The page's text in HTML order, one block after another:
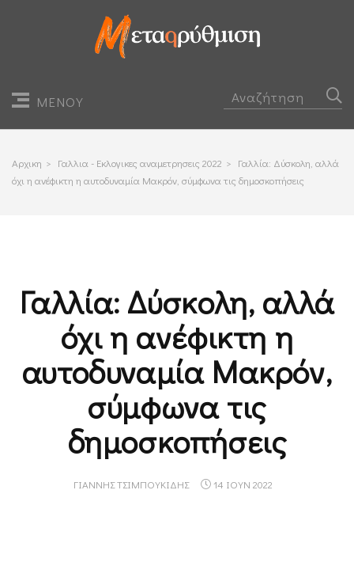
ΜΕΝΟΥ
Αρχικη > Γαλλια - Εκλογικες αναμετρησεις 2022 > Γαλλία: Δύσκολη, αλλά
όχι η ανέφικτη η αυτοδυναμία Μακρόν, σύμφωνα τις δημοσκοπήσεις
Γαλλία: Δύσκολη, αλλά
όχι η ανέφικτη η
αυτοδυναμία Μακρόν,
σύμφωνα τις
δημοσκοπήσεις
ΓΙΆΝΝΗΣ ΤΣΙΜΠΟΥΚΊΔΗΣ 14 ΙΟΥΝ 2022